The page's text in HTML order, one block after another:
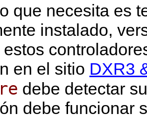
que necesita es
instalado,
en el sitio DXR3
debe detectar
debe funcionar